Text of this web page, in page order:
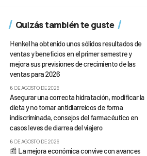
Quizás también te guste
Henkel ha obtenido unos sólidos resultados de
ventas y beneficios en el primer semestre y
mejora sus previsiones de crecimiento de las
ventas para 2026
6 DE AGOSTO DE 2026
Asegurar una correcta hidratación, modificar la
dieta y no tomar antidiarreicos de forma
indiscriminada, consejos del farmacéutico en
casos leves de diarrea del viajero
6 DE AGOSTO DE 2026
📰 La mejora económica convive con avances